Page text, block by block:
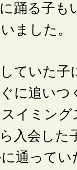
踊る子も
ました。
ていた子
に追いつ
イミング
入会した
通って